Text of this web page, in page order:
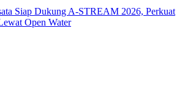
Siap Dukung A-STREAM 2026, Perkuat
Open Water